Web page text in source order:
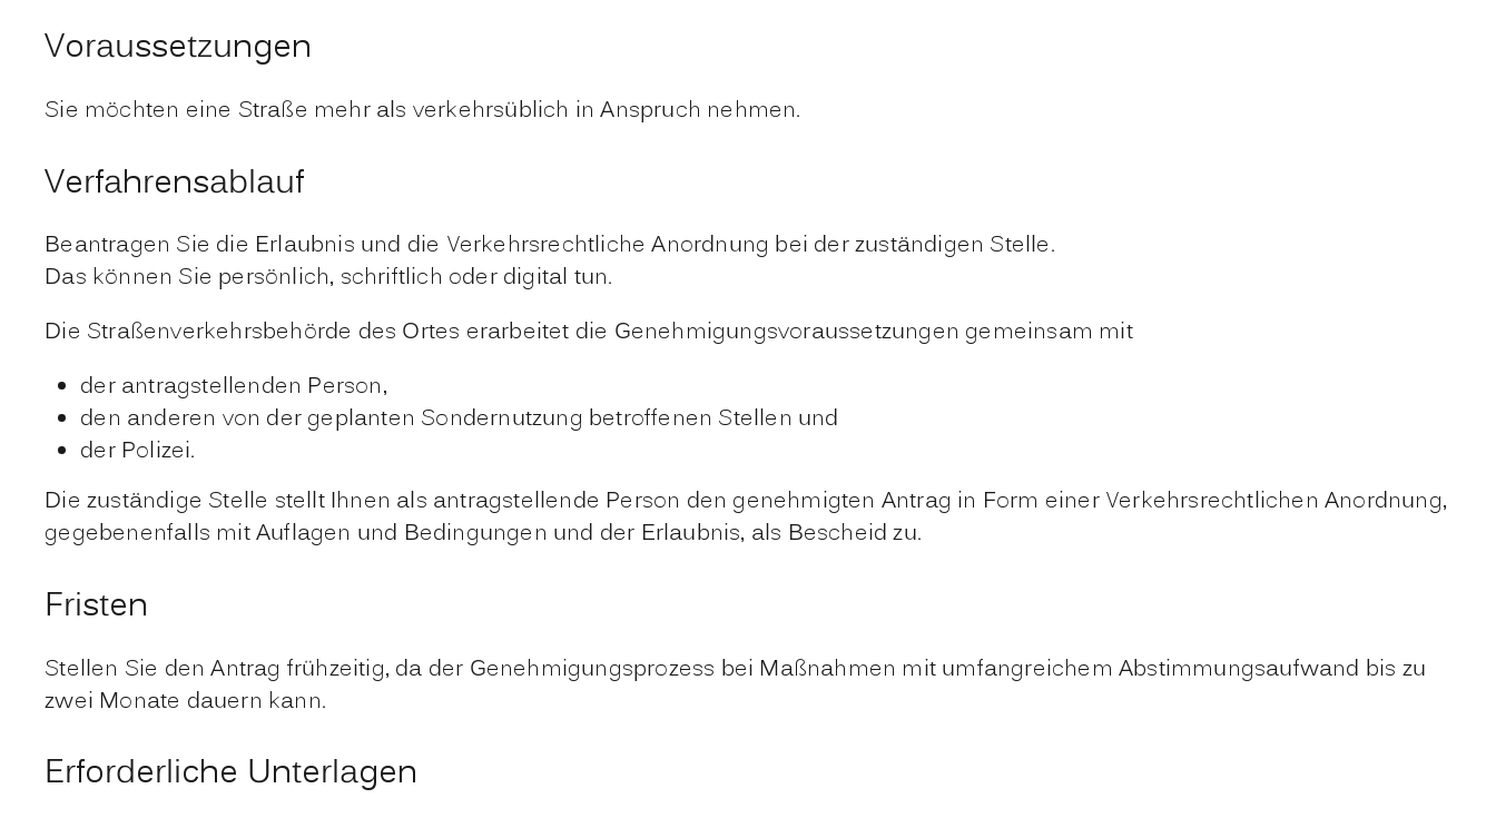
Voraussetzungen
Sie möchten eine Straße mehr als verkehrsüblich in Anspruch nehmen.
Verfahrensablauf
Beantragen Sie die Erlaubnis und die Verkehrsrechtliche Anordnung bei der zuständigen Stelle.
Das können Sie persönlich, schriftlich oder digital tun.
Die Straßenverkehrsbehörde des Ortes erarbeitet die Genehmigungsvoraussetzungen gemeinsam mit
der antragstellenden Person,
den anderen von der geplanten Sondernutzung betroffenen Stellen und
der Polizei.
Die zuständige Stelle stellt Ihnen als antragstellende Person den genehmigten Antrag in Form einer Verkehrsrechtlichen Anordnung,
gegebenenfalls mit Auflagen und Bedingungen und der Erlaubnis, als Bescheid zu.
Fristen
Stellen Sie den Antrag frühzeitig, da der Genehmigungsprozess bei Maßnahmen mit umfangreichem Abstimmungsaufwand bis zu
zwei Monate dauern kann.
Erforderliche Unterlagen